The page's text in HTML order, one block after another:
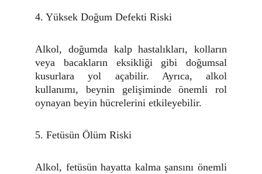
4. Yüksek Doğum Defekti Riski
Alkol, doğumda kalp hastalıkları, kolların
veya bacakların eksikliği gibi doğumsal
kusurlara yol açabilir. Ayrıca, alkol
kullanımı, beynin gelişiminde önemli rol
oynayan beyin hücrelerini etkileyebilir.
5. Fetüsün Ölüm Riski
Alkol, fetüsün hayatta kalma şansını önemli